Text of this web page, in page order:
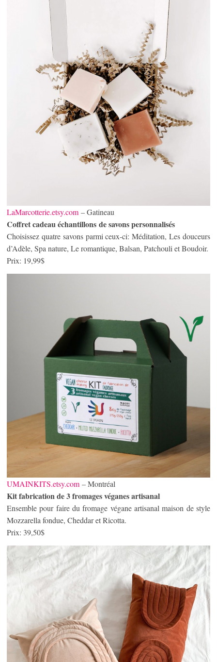
LaMarcotterie.etsy.com – Gatineau
Coffret cadeau échantillons de savons personnalisés
Choisissez quatre savons parmi ceux-ci: Méditation, Les douceurs
d’Adèle, Spa nature, Le romantique, Balsan, Patchouli et Boudoir.
Prix: 19,99$
UMAINKITS.etsy.com – Montréal
Kit fabrication de 3 fromages véganes artisanal
Ensemble pour faire du fromage végane artisanal maison de style
Mozzarella fondue, Cheddar et Ricotta.
Prix: 39,50$